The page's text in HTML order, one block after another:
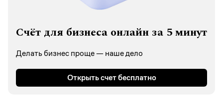
Счёт для бизнеса онлайн за 5 минут
Делать бизнес проще — наше дело
Открыть счет бесплатно